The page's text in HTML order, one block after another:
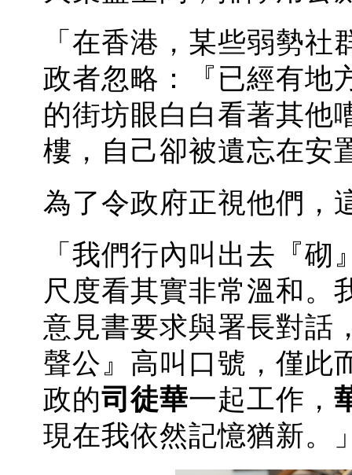
「在香港，某些弱勢
政者忽略：『已經有地
的街坊眼白白看著其他
樓，自己卻被遺忘在安
為了令政府正視他們
「我們行內叫出去『
尺度看其實非常溫和。
意見書要求與署長對話
聲公』高叫口號，僅此
政的司徒華一起工作，
現在我依然記憶猶新。